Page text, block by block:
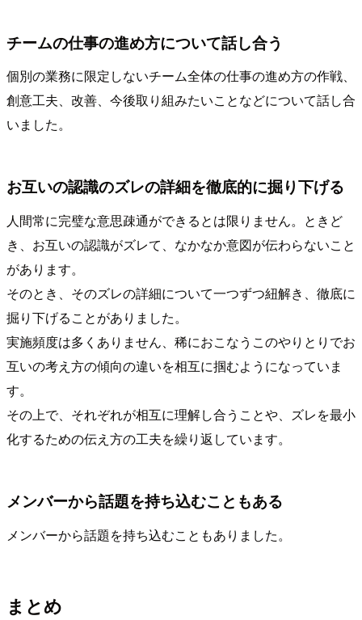
チームの仕事の進め方について話し合う
個別の業務に限定しないチーム全体の仕事の進め方の作戦、
創意工夫、改善、今後取り組みたいことなどについて話し合
いました。
お互いの認識のズレの詳細を徹底的に掘り下げる
人間常に完璧な意思疎通ができるとは限りません。ときど
き、お互いの認識がズレて、なかなか意図が伝わらないこと
があります。
そのとき、そのズレの詳細について一つずつ紐解き、徹底に
掘り下げることがありました。
実施頻度は多くありません、稀におこなうこのやりとりでお
互いの考え方の傾向の違いを相互に掴むようになっていま
す。
その上で、それぞれが相互に理解し合うことや、ズレを最小
化するための伝え方の工夫を繰り返しています。
メンバーから話題を持ち込むこともある
メンバーから話題を持ち込むこともありました。
まとめ